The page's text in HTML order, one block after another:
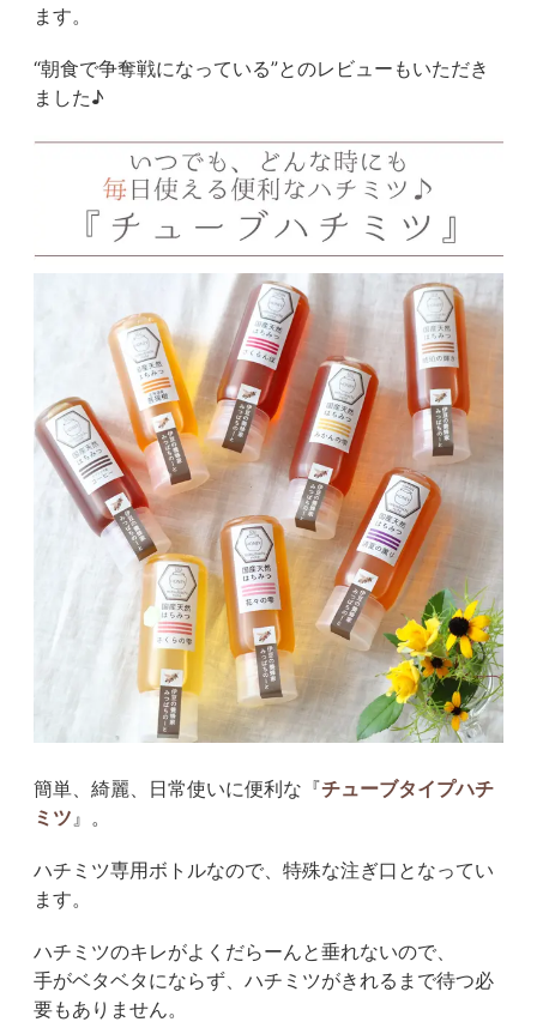
ます。
“朝食で争奪戦になっている”とのレビューもいただき
ました♪
簡単、綺麗、日常使いに便利な『チューブタイプハチ
ミツ』。
ハチミツ専用ボトルなので、特殊な注ぎ口となってい
ます。
ハチミツのキレがよくだらーんと垂れないので、
手がベタベタにならず、ハチミツがきれるまで待つ必
要もありません。